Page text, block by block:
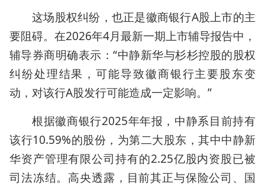
这场股权纠纷，也正是徽商银行A股上市的主
要阻碍。在2026年4月最新一期上市辅导报告中，
辅导券商明确表示：“中静新华与杉杉控股的股权
纠纷处理结果，可能导致徽商银行主要股东变
动，对该行A股发行可能造成一定影响。”
根据徽商银行2025年年报，中静系目前持有
该行10.59%的股份，为第二大股东，其中中静新
华资产管理有限公司持有的2.25亿股内资股已被
司法冻结。高央透露，目前其正与保险公司、国